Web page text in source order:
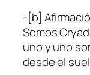
-[b]
Somos
uno y uno
desde el